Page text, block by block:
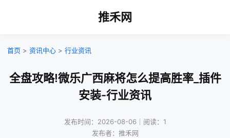
推禾网
首页 > 资讯中心 > 行业资讯
全盘攻略!微乐广西麻将怎么提高胜率_插件
安装-行业资讯
发布时间：2026-08-06｜阅读：1
发布者：推禾网